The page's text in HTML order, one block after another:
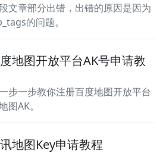
文章部分出错，出错的原因是因为
的问题。
地图开放平台AK号申请教
步一步教你注册百度地图开放平台
AK。
地图Key申请教程